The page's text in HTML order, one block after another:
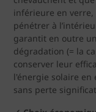
inférieure en
pénétrer à
garantit en outre
dégradation (= la
conserver leur
l'énergie solaire
sans perte